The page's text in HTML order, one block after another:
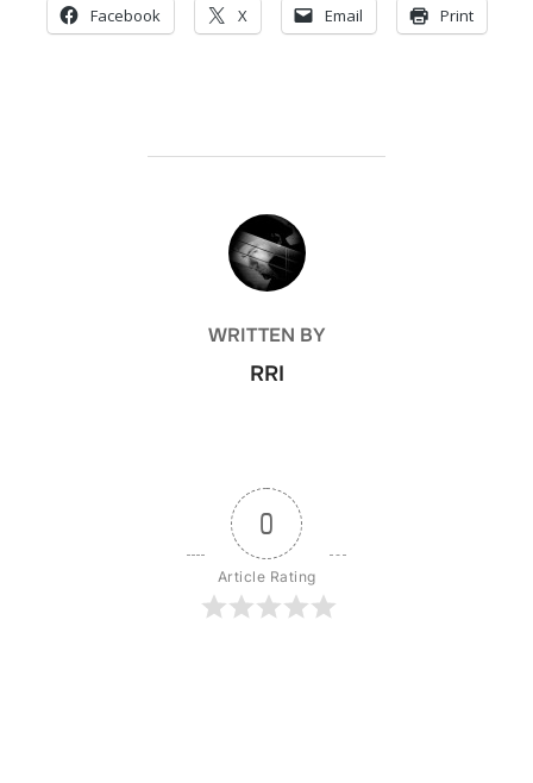
Facebook X Email Print
POST AUTHOR
WRITTEN BY
RRI
0
Article Rating